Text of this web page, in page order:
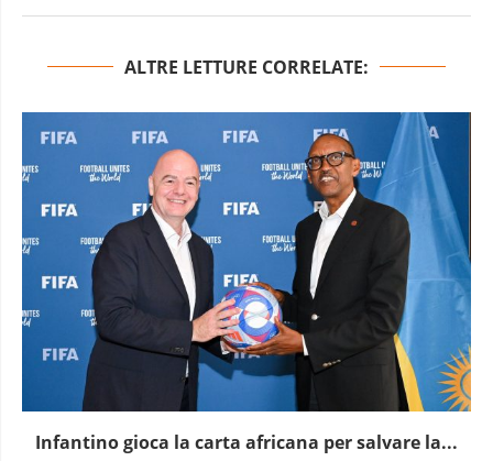
ALTRE LETTURE CORRELATE:
L’Uganda ha approvato l’invio di truppe a Gaza